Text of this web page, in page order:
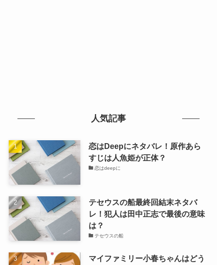
人気記事
恋はDeepにネタバレ！原作あら
すじは人魚姫が正体？
恋はdeepに
テセウスの船最終回結末ネタバ
レ！犯人は田中正志で最後の意味
は？
テセウスの船
マイファミリー小春ちゃんはどう